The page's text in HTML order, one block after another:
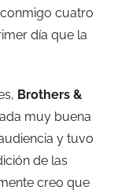
cuatro
día que la
Brothers &
muy buena
y tuvo
de las
creo que